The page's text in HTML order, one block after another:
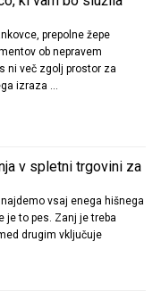
prepolne žepe
ob nepravem
ni več zgolj prostor za
izraza …
v spletni trgovini za
vsaj enega hišnega
je to pes. Zanj je treba
drugim vključuje